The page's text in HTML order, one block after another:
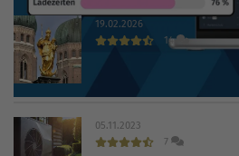
19.02.2026
14
05.11.2023
7